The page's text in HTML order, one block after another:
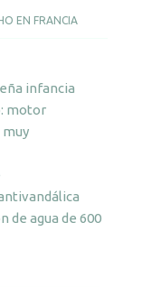
EN FRANCIA
infancia
motor
muy
de agua de 600